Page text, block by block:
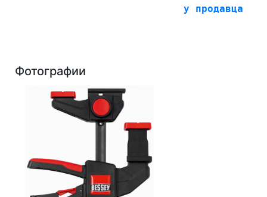
у продавца
Фотографии